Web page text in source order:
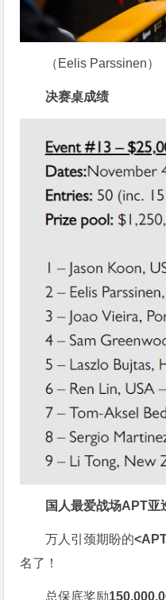
（Eelis Parssinen）
决赛桌成绩
国人最爱战场APT亚
万人引颈期盼的
名了！
总保底奖励